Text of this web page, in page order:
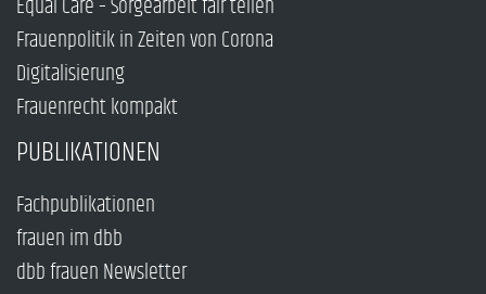
Frauenpolitik in Zeiten von Corona
Digitalisierung
Frauenrecht kompakt
PUBLIKATIONEN
Fachpublikationen
frauen im dbb
dbb frauen Newsletter